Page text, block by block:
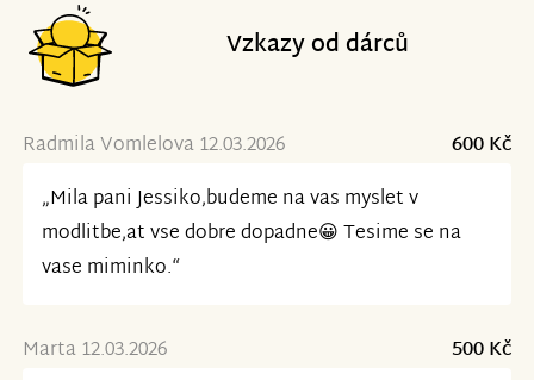
Vzkazy od dárců
Radmila Vomlelova 12.03.2026
600 Kč
„Mila pani Jessiko,budeme na vas myslet v
modlitbe,at vse dobre dopadne😀 Tesime se na
vase miminko.“
Marta 12.03.2026 500 Kč